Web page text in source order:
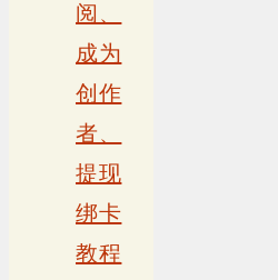
阅、
成为
创作
者、
提现
绑卡
教程